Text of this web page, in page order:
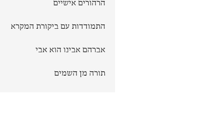
הרהורים אישיים
התמודדות עם ביקורת המקרא
אברהם אבינו הוא אבי
תורה מן השמים